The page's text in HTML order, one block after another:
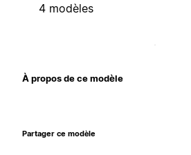
4 modèles
À propos de ce modèle
Partager ce modèle